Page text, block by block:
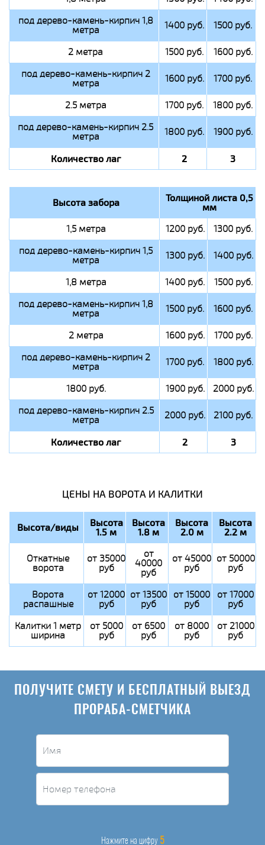
под дерево-камень-кирпич 1,8
метра 1400 руб. 1500 руб.
2 метра 1500 руб.
1600 руб.
под дерево-камень-кирпич 2
метра 1600 руб. 1700 руб.
2.5 метра 1700 руб.
1800 руб.
под дерево-камень-кирпич 2.5
метра 1800 руб. 1900 руб.
Количество лаг 2 3
Высота забора Толщиной листа 0,5
мм
1,5 метра 1200 руб.
1300 руб.
под дерево-камень-кирпич 1,5
метра 1300 руб. 1400 руб.
1,8 метра 1400 руб.
1500 руб.
под дерево-камень-кирпич 1,8
метра 1500 руб. 1600 руб.
2 метра 1600 руб.
1700 руб.
под дерево-камень-кирпич 2
метра 1700 руб. 1800 руб.
1800 руб. 1900 руб.
2000 руб.
под дерево-камень-кирпич 2.5
метра 2000 руб. 2100 руб.
Количество лаг 2 3
ЦЕНЫ НА ВОРОТА И КАЛИТКИ
Высота/виды Высота
1.5 м
Высота
1.8 м
Высота
2.0 м
Высота
2.2 м
Откатные
ворота
от 35000
руб
от
40000
руб
от 45000
руб
от 50000
руб
Ворота
распашные
от 12000
руб
от 13500
руб
от 15000
руб
от 17000
руб
Калитки 1 метр
ширина
от 5000
руб
от 6500
руб
от 8000
руб
от 21000
руб
ПОЛУЧИТЕ СМЕТУ И БЕСПЛАТНЫЙ ВЫЕЗД
ПРОРАБА-СМЕТЧИКА
Нажмите на цифру 5